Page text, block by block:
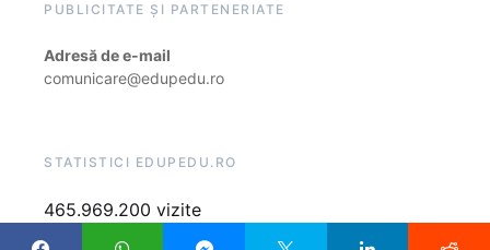
PUBLICITATE ȘI PARTENERIATE
Adresă de e-mail
comunicare@edupedu.ro
STATISTICI EDUPEDU.RO
465.969.200 vizite